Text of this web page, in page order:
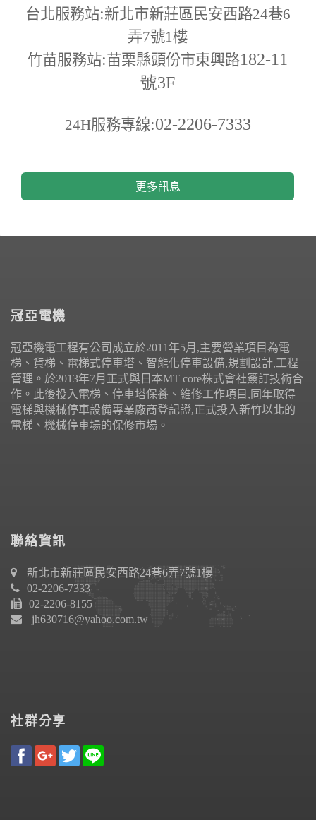
台北服務站:新北市新莊區民安西路24巷6
弄7號1樓
竹苗服務站:苗栗縣頭份市東興路182-11
號3F
24H服務專線:02-2206-7333
更多訊息
冠亞電機
冠亞機電工程有公司成立於2011年5月,主要營業項目為電
梯、貨梯、電梯式停車塔、智能化停車設備,規劃設計,工程
管理。於2013年7月正式與日本MT core株式會社簽訂技術合
作。此後投入電梯、停車塔保養、維修工作項目,同年取得
電梯與機械停車設備專業廠商登記證,正式投入新竹以北的
電梯、機械停車場的保修市場。
聯絡資訊
新北市新莊區民安西路24巷6弄7號1樓
02-2206-7333
02-2206-8155
jh630716@yahoo.com.tw
社群分享